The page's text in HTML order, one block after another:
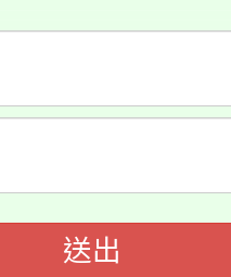
詳情可洽有
教案入校路
育專業人
送出